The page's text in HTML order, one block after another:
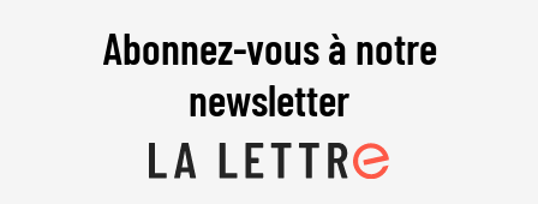
Abonnez-vous à notre
newsletter